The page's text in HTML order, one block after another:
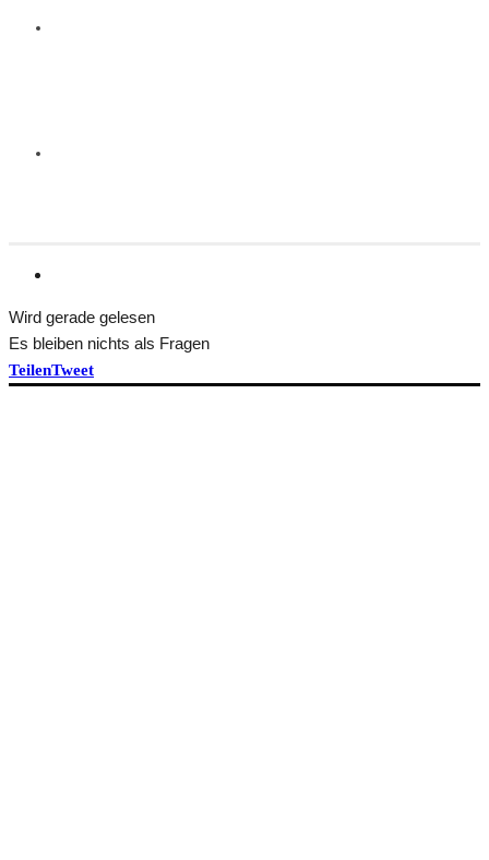
Wird gerade gelesen
Es bleiben nichts als Fragen
TeilenTweet